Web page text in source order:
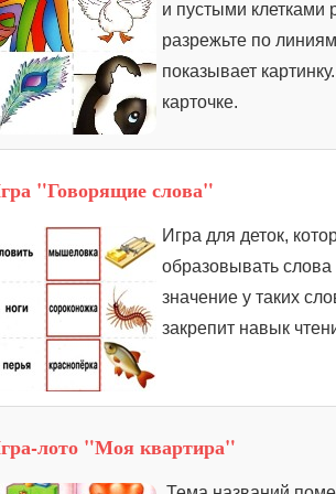
и пустыми клетками
разрежьте по
показывает
карточке.
"Говорящие слова"
Игра для деток,
образовывать слова
значение у таких
закрепит навык
лото "Моя квартира"